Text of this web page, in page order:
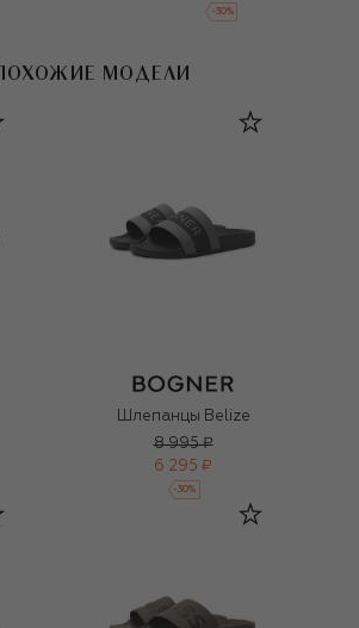
-30%
ПОХОЖИЕ МОДЕЛИ
Шлепанцы Belize
8 995 ₽
6 295 ₽
-30%